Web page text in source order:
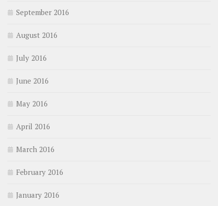
September 2016
August 2016
July 2016
June 2016
May 2016
April 2016
March 2016
February 2016
January 2016